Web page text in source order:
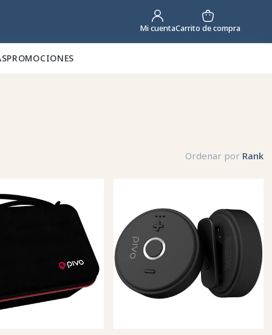
Mi cuentaCarrito de compra
PROMOCIONES
Ordenar por Rank